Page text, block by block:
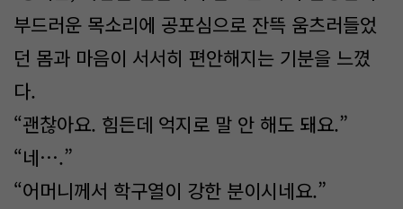
부드러운 목소리에 공포심으로 잔뜩 움츠러들었
던 몸과 마음이 서서히 편안해지는 기분을 느꼈
다.
“괜찮아요. 힘든데 억지로 말 안 해도 돼요.”
“네….”
“어머니께서 학구열이 강한 분이시네요.”